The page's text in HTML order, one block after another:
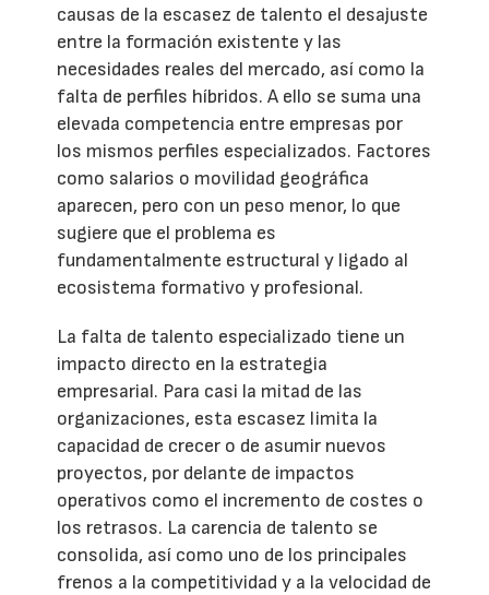
causas de la escasez de talento el desajuste
entre la formación existente y las
necesidades reales del mercado, así como la
falta de perfiles híbridos. A ello se suma una
elevada competencia entre empresas por
los mismos perfiles especializados. Factores
como salarios o movilidad geográfica
aparecen, pero con un peso menor, lo que
sugiere que el problema es
fundamentalmente estructural y ligado al
ecosistema formativo y profesional.
La falta de talento especializado tiene un
impacto directo en la estrategia
empresarial. Para casi la mitad de las
organizaciones, esta escasez limita la
capacidad de crecer o de asumir nuevos
proyectos, por delante de impactos
operativos como el incremento de costes o
los retrasos. La carencia de talento se
consolida, así como uno de los principales
frenos a la competitividad y a la velocidad de